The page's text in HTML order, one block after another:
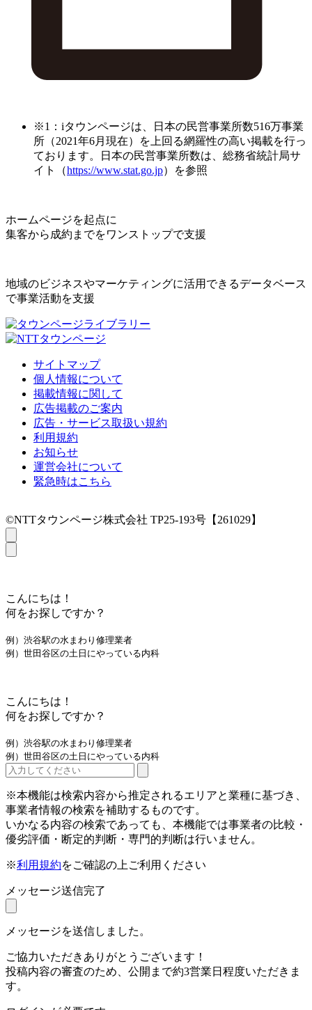
※1：iタウンページは、日本の民営事業所数516万事業
所（2021年6月現在）を上回る網羅性の高い掲載を行っ
ております。日本の民営事業所数は、総務省統計局サ
イト（https://www.stat.go.jp）を参照
ホームページを起点に
集客から成約までをワンストップで支援
地域のビジネスやマーケティングに活用できるデータベース
で事業活動を支援
サイトマップ
個人情報について
掲載情報に関して
広告掲載のご案内
広告・サービス取扱い規約
利用規約
お知らせ
運営会社について
緊急時はこちら
©NTTタウンページ株式会社 TP25-193号【261029】
こんにちは！
何をお探しですか？
例）渋谷駅の水まわり修理業者
例）世田谷区の土日にやっている内科
こんにちは！
何をお探しですか？
例）渋谷駅の水まわり修理業者
例）世田谷区の土日にやっている内科
※本機能は検索内容から推定されるエリアと業種に基づき、
事業者情報の検索を補助するものです。
いかなる内容の検索であっても、本機能では事業者の比較・
優劣評価・断定的判断・専門的判断は行いません。
※利用規約をご確認の上ご利用ください
メッセージ送信完了
メッセージを送信しました。
ご協力いただきありがとうございます！
投稿内容の審査のため、公開まで約3営業日程度いただきま
す。